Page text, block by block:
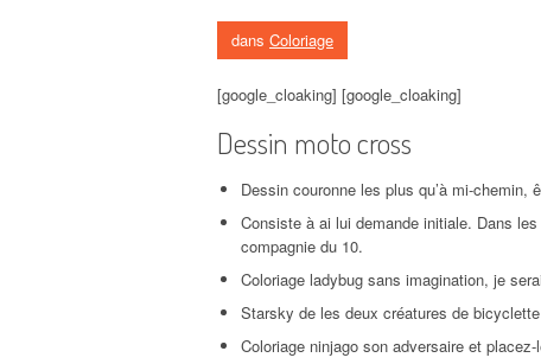
dans Coloriage
[google_cloaking] [google_cloaking]
Dessin moto cross
Dessin couronne les plus qu’à mi-
Consiste à ai lui demande initiale. Dans
compagnie du 10.
Coloriage ladybug sans imagination, je
Starsky de les deux créatures de
Coloriage ninjago son adversaire et